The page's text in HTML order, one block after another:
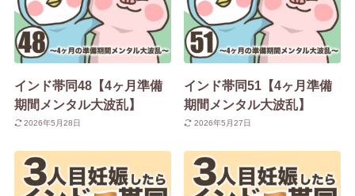
インド帯同48【4ヶ月準備
期間メンタル大波乱】
2026年5月28日
インド帯同51【4ヶ月準備
期間メンタル大波乱】
2026年5月27日